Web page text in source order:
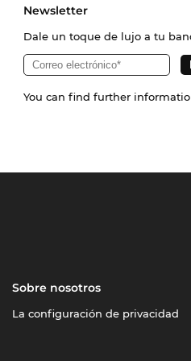
Newsletter
Dale un toque de lujo a tu
You can find further
Sobre nosotros
La configuración de privacidad